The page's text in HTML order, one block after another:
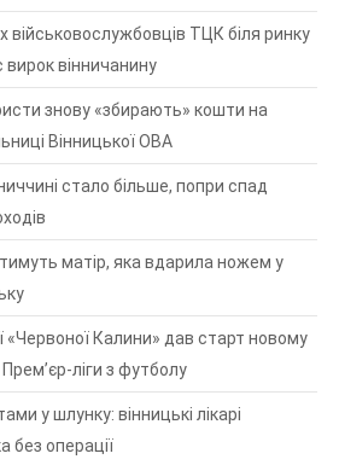
військовослужбовців ТЦК біля ринку
вирок вінничанину
знову «збирають» кошти на
Вінницької ОВА
стало більше, попри спад
матір, яка вдарила ножем у
«Червоної Калини» дав старт новому
ліги з футболу
у шлунку: вінницькі лікарі
без операції